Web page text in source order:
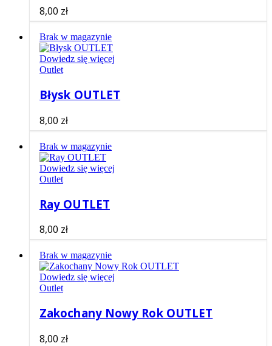
8,00 zł
Brak w magazynie
Dowiedz się więcej
Outlet
Błysk OUTLET
8,00 zł
Brak w magazynie
Dowiedz się więcej
Outlet
Ray OUTLET
8,00 zł
Brak w magazynie
Dowiedz się więcej
Outlet
Zakochany Nowy Rok OUTLET
8,00 zł